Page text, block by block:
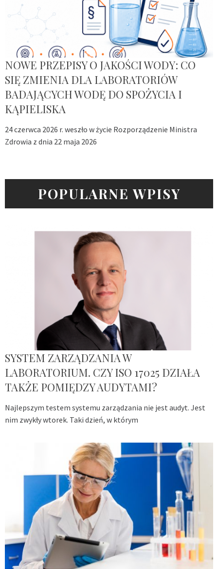
NOWE PRZEPISY O JAKOŚCI WODY: CO
SIĘ ZMIENIA DLA LABORATORIÓW
BADAJĄCYCH WODĘ DO SPOŻYCIA I
KĄPIELISKA
24 czerwca 2026 r. weszło w życie Rozporządzenie Ministra
Zdrowia z dnia 22 maja 2026
POPULARNE WPISY
SYSTEM ZARZĄDZANIA W
LABORATORIUM. CZY ISO 17025 DZIAŁA
TAKŻE POMIĘDZY AUDYTAMI?
Najlepszym testem systemu zarządzania nie jest audyt. Jest
nim zwykły wtorek. Taki dzień, w którym